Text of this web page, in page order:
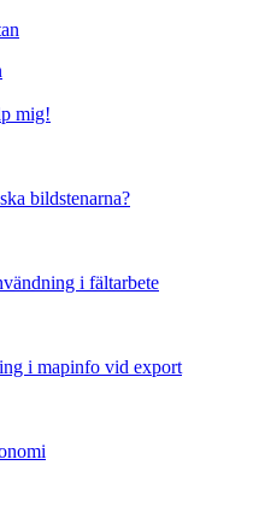
mig!
bildstenarna?
i fältarbete
i mapinfo vid export